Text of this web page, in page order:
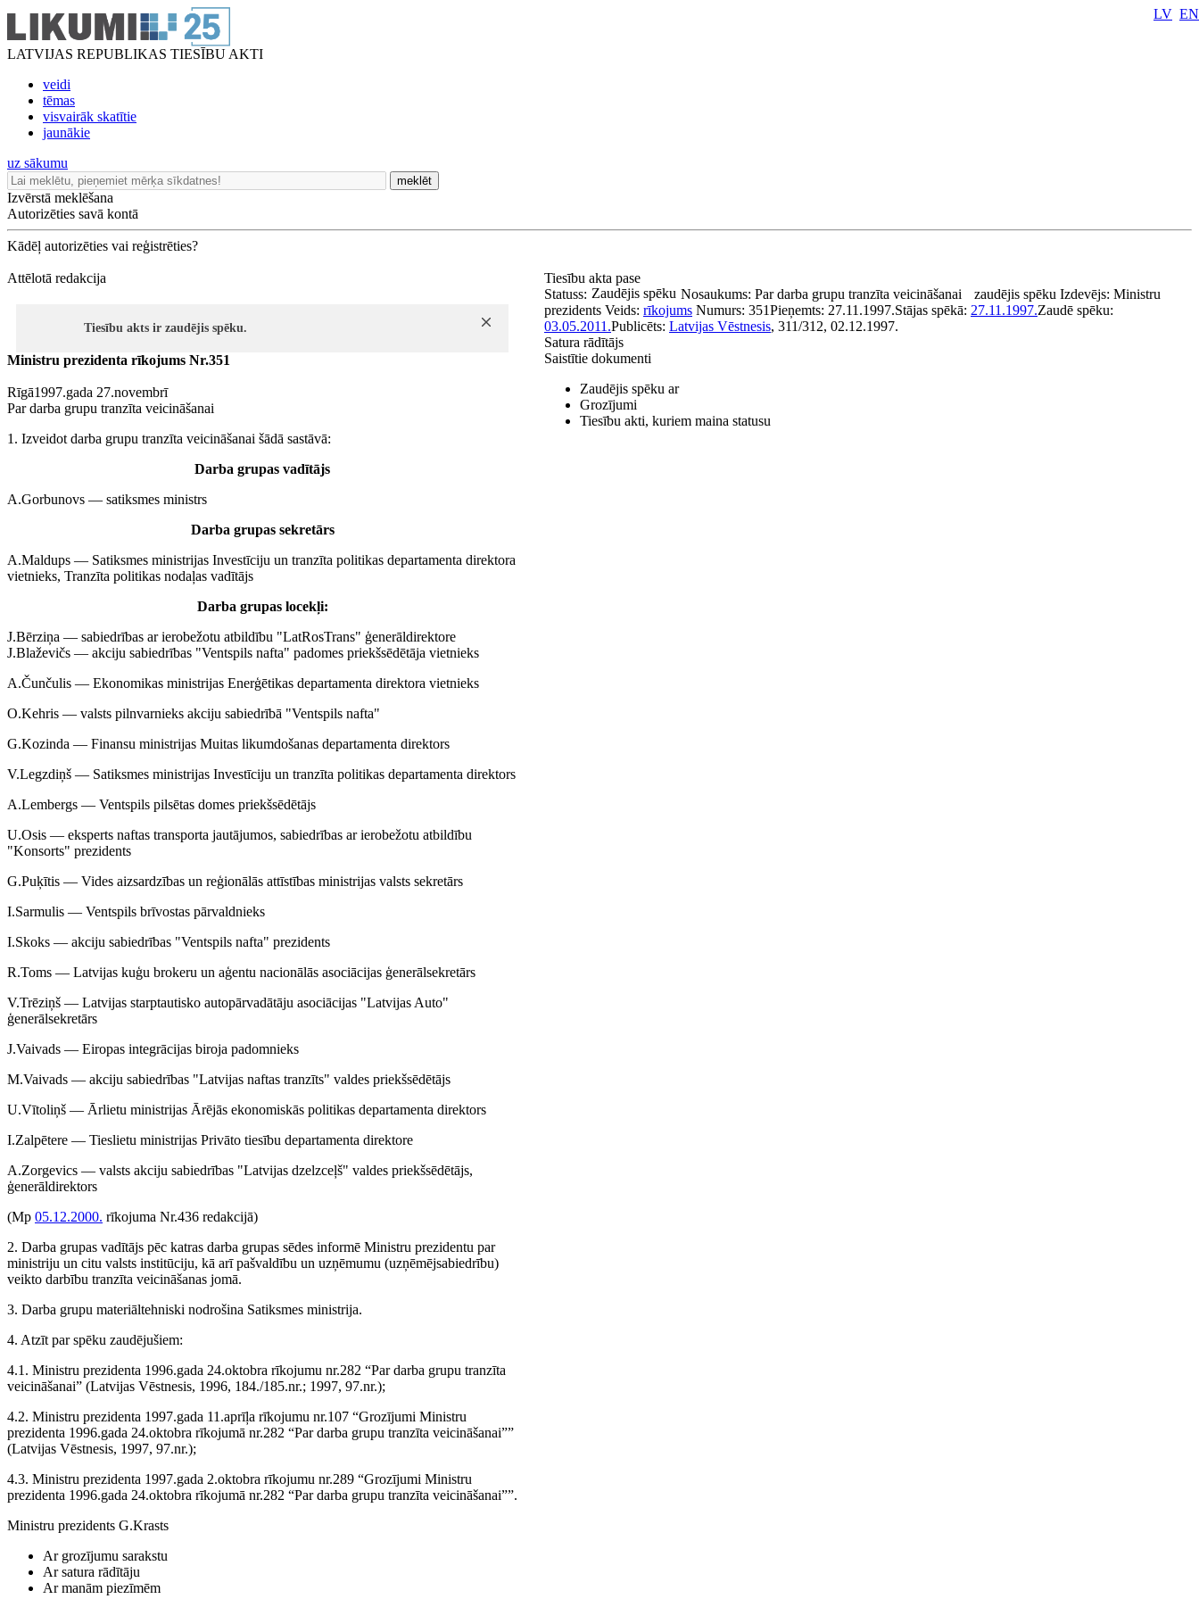
LATVIJAS REPUBLIKAS TIESĪBU AKTI
veidi
tēmas
visvairāk skatītie
jaunākie
LV EN
uz sākumu
meklēt
Izvērstā meklēšana
Autorizēties savā kontā
Kādēļ autorizēties vai reģistrēties?
Attēlotā redakcija
Tiesību akts ir zaudējis spēku.
Ministru prezidenta rīkojums Nr.351
Rīgā1997.gada 27.novembrī
Par darba grupu tranzīta veicināšanai
1. Izveidot darba grupu tranzīta veicināšanai šādā sastāvā:
Darba grupas vadītājs
A.Gorbunovs — satiksmes ministrs
Darba grupas sekretārs
A.Maldups — Satiksmes ministrijas Investīciju un tranzīta politikas departamenta direktora
vietnieks, Tranzīta politikas nodaļas vadītājs
Darba grupas locekļi:
J.Bērziņa — sabiedrības ar ierobežotu atbildību "LatRosTrans" ģenerāldirektore
J.Blaževičs — akciju sabiedrības "Ventspils nafta" padomes priekšsēdētāja vietnieks
A.Čunčulis — Ekonomikas ministrijas Enerģētikas departamenta direktora vietnieks
O.Kehris — valsts pilnvarnieks akciju sabiedrībā "Ventspils nafta"
G.Kozinda — Finansu ministrijas Muitas likumdošanas departamenta direktors
V.Legzdiņš — Satiksmes ministrijas Investīciju un tranzīta politikas departamenta direktors
A.Lembergs — Ventspils pilsētas domes priekšsēdētājs
U.Osis — eksperts naftas transporta jautājumos, sabiedrības ar ierobežotu atbildību
"Konsorts" prezidents
G.Puķītis — Vides aizsardzības un reģionālās attīstības ministrijas valsts sekretārs
I.Sarmulis — Ventspils brīvostas pārvaldnieks
I.Skoks — akciju sabiedrības "Ventspils nafta" prezidents
R.Toms — Latvijas kuģu brokeru un aģentu nacionālās asociācijas ģenerālsekretārs
V.Trēziņš — Latvijas starptautisko autopārvadātāju asociācijas "Latvijas Auto"
ģenerālsekretārs
J.Vaivads — Eiropas integrācijas biroja padomnieks
M.Vaivads — akciju sabiedrības "Latvijas naftas tranzīts" valdes priekšsēdētājs
U.Vītoliņš — Ārlietu ministrijas Ārējās ekonomiskās politikas departamenta direktors
I.Zalpētere — Tieslietu ministrijas Privāto tiesību departamenta direktore
A.Zorgevics — valsts akciju sabiedrības "Latvijas dzelzceļš" valdes priekšsēdētājs,
ģenerāldirektors
(Mp 05.12.2000. rīkojuma Nr.436 redakcijā)
2. Darba grupas vadītājs pēc katras darba grupas sēdes informē Ministru prezidentu par
ministriju un citu valsts institūciju, kā arī pašvaldību un uzņēmumu (uzņēmējsabiedrību)
veikto darbību tranzīta veicināšanas jomā.
3. Darba grupu materiāltehniski nodrošina Satiksmes ministrija.
4. Atzīt par spēku zaudējušiem:
4.1. Ministru prezidenta 1996.gada 24.oktobra rīkojumu nr.282 “Par darba grupu tranzīta
veicināšanai” (Latvijas Vēstnesis, 1996, 184./185.nr.; 1997, 97.nr.);
4.2. Ministru prezidenta 1997.gada 11.aprīļa rīkojumu nr.107 “Grozījumi Ministru
prezidenta 1996.gada 24.oktobra rīkojumā nr.282 “Par darba grupu tranzīta veicināšanai””
(Latvijas Vēstnesis, 1997, 97.nr.);
4.3. Ministru prezidenta 1997.gada 2.oktobra rīkojumu nr.289 “Grozījumi Ministru
prezidenta 1996.gada 24.oktobra rīkojumā nr.282 “Par darba grupu tranzīta veicināšanai””.
Ministru prezidents G.Krasts
Tiesību akta pase
Nosaukums: Par darba grupu tranzīta veicināšanai
Statuss: Zaudējis spēku zaudējis spēku Izdevējs: Ministru
prezidents Veids: rīkojums Numurs: 351Pieņemts: 27.11.1997.Stājas spēkā: 27.11.1997.Zaudē spēku:
03.05.2011.Publicēts: Latvijas Vēstnesis, 311/312, 02.12.1997.
Satura rādītājs
Saistītie dokumenti
Zaudējis spēku ar
Grozījumi
Tiesību akti, kuriem maina statusu
Ar grozījumu sarakstu
Ar satura rādītāju
Ar manām piezīmēm